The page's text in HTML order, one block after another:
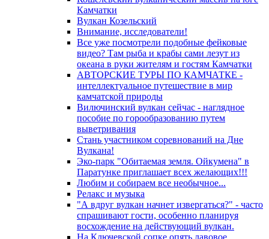
Камчатки
Вулкан Козельский
Внимание, исследователи!
Все уже посмотрели подобные фейковые
видео? Там рыба и крабы сами лезут из
океана в руки жителям и гостям Камчатки
АВТОРСКИЕ ТУРЫ ПО КАМЧАТКЕ -
интеллектуальное путешествие в мир
камчатской природы
Вилючинский вулкан сейчас - наглядное
пособие по горообразованию путем
выветривания
Стань участником соревнований на Дне
Вулкана!
Эко-парк "Обитаемая земля. Ойкумена" в
Паратунке приглашает всех желающих!!!
Любим и собираем все необычное...
Релакс и музыка
"А вдруг вулкан начнет извергаться?" - часто
спрашивают гости, особенно планируя
восхождение на действующий вулкан.
На Ключевской сопке опять лавовое